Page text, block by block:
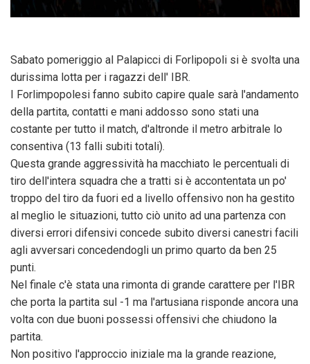
Sabato pomeriggio al Palapicci di Forlipopoli si è svolta una
durissima lotta per i ragazzi dell' IBR.
I Forlimpopolesi fanno subito capire quale sarà l'andamento
della partita, contatti e mani addosso sono stati una
costante per tutto il match, d'altronde il metro arbitrale lo
consentiva (13 falli subiti totali).
Questa grande aggressività ha macchiato le percentuali di
tiro dell'intera squadra che a tratti si è accontentata un po'
troppo del tiro da fuori ed a livello offensivo non ha gestito
al meglio le situazioni, tutto ciò unito ad una partenza con
diversi errori difensivi concede subito diversi canestri facili
agli avversari concedendogli un primo quarto da ben 25
punti.
Nel finale c'è stata una rimonta di grande carattere per l'IBR
che porta la partita sul -1 ma l'artusiana risponde ancora una
volta con due buoni possessi offensivi che chiudono la
partita.
Non positivo l'approccio iniziale ma la grande reazione,